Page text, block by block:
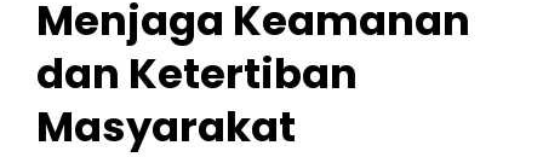
Menjaga Keamanan
dan Ketertiban
Masyarakat